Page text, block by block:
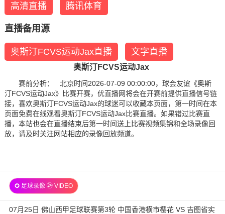
高清直播 腾讯体育
直播备用源
奥斯汀FCVS运动Jax直播 文字直播
奥斯汀FCVS运动Jax
赛前分析： 北京时间2026-07-09 00:00:00，球会友谊《奥斯
汀FCVS运动Jax》比赛开赛，优直播网将会在开赛前提供直播信号链
接，喜欢奥斯汀FCVS运动Jax的球迷可以收藏本页面，第一时间在本
页面免费在线观看奥斯汀FCVS运动Jax比赛直播。如果错过比赛直
播，本站也会在直播结束后第一时间送上比赛视频集锦和全场录像回
放，请及时关注网站相应的录像回放频道。
✪ 足球录像 ㉔ VIDEO
07月25日 佛山西甲足球联赛第3轮 中国香港横市樱花 VS 吉图省实